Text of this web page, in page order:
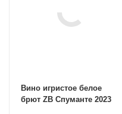
Вино игристое белое
брют ZB Спуманте 2023